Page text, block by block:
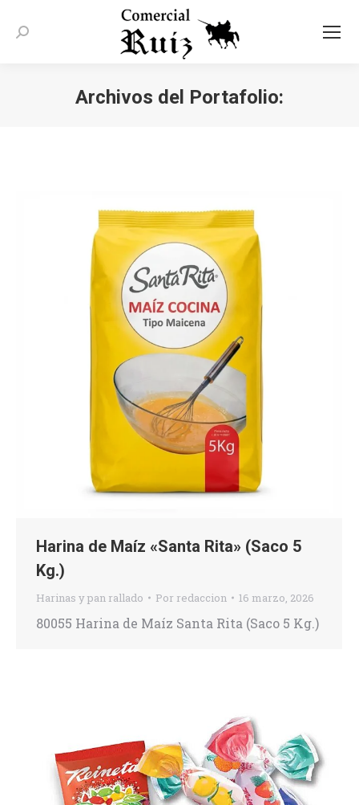
Buscar:
Archivos del Portafolio:
Harina de Maíz «Santa Rita» (Saco 5
Kg.)
Harinas y pan rallado Por redaccion 16 marzo, 2026
80055 Harina de Maíz Santa Rita (Saco 5 Kg.)